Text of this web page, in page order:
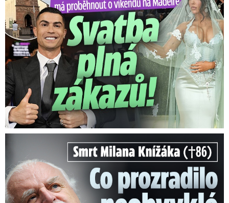
Smrt Milana Knížáka (†86): Co prozradilo neobvyklé parte?